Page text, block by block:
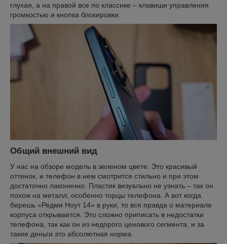
глухая, а на правой все по классике – клавиши управления
громкостью и кнопка блокировки.
Общий внешний вид
У нас на обзоре модель в зеленом цвете. Это красивый
оттенок, и телефон в нем смотрится стильно и при этом
достаточно лаконично. Пластик визуально не узнать – так он
похож на металл, особенно торцы телефона. А вот когда
берешь «Редми Ноут 14» в руки, то вся правда о материале
корпуса открывается. Это сложно приписать в недостатки
телефона, так как он из недорого ценового сегмента, и за
такие деньги это абсолютная норма.